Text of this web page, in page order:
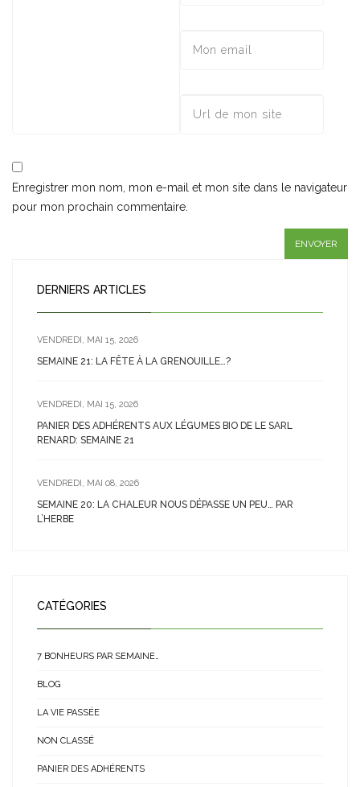
Enregistrer mon nom, mon e-mail et mon site dans le navigateur
pour mon prochain commentaire.
DERNIERS ARTICLES
VENDREDI, MAI 15, 2026
SEMAINE 21: LA FÊTE À LA GRENOUILLE…?
VENDREDI, MAI 15, 2026
PANIER DES ADHÉRENTS AUX LÉGUMES BIO DE LE SARL
RENARD: SEMAINE 21
VENDREDI, MAI 08, 2026
SEMAINE 20: LA CHALEUR NOUS DÉPASSE UN PEU… PAR
L’HERBE
CATÉGORIES
7 BONHEURS PAR SEMAINE…
BLOG
LA VIE PASSÉE
NON CLASSÉ
PANIER DES ADHÉRENTS